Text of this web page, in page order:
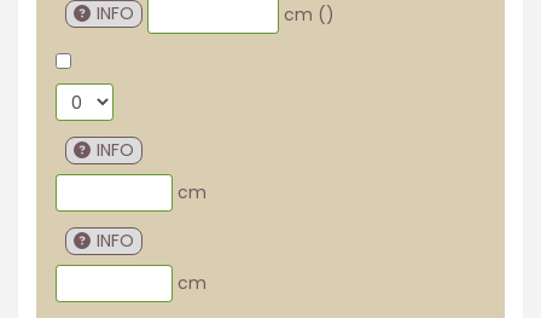
INFO
cm ()
INFO
cm
INFO
cm